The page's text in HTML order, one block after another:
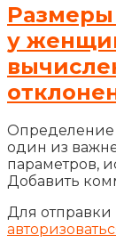
у
Определение
один из
параметров,
Добавить
Для